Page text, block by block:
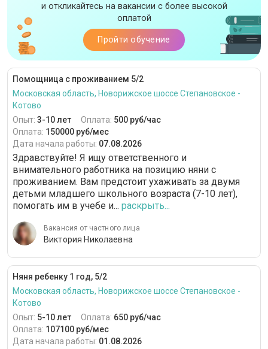
и откликайтесь на вакансии с более высокой
оплатой
Пройти обучение
Помощница с проживанием 5/2
Московская область, Новорижское шоссе Степановское -
Котово
Опыт: 3-10 лет Оплата: 500 руб/час
Оплата: 150000 руб/мес
Дата начала работы: 07.08.2026
Здравствуйте! Я ищу ответственного и
внимательного работника на позицию няни с
проживанием. Вам предстоит ухаживать за двумя
детьми младшего школьного возраста (7-10 лет),
помогать им в учебе и... раскрыть...
Вакансия от частного лица
Виктория Николаевна
Няня ребенку 1 год, 5/2
Московская область, Новорижское шоссе Степановское -
Котово
Опыт: 5-10 лет Оплата: 650 руб/час
Оплата: 107100 руб/мес
Дата начала работы: 01.08.2026